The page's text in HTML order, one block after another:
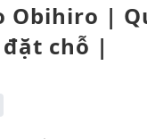
Obihiro |
đặt chỗ |